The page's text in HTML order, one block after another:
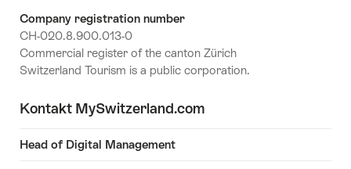
Company registration number
CH-020.8.900.013-0
Commercial register of the canton Zürich
Switzerland Tourism is a public corporation.
Kontakt MySwitzerland.com
Head of Digital Management